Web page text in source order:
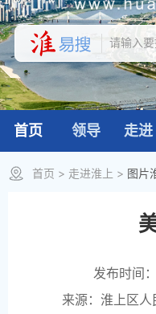
首页 领导 走进
首页 > 走进淮上 > 图片
发布时间
来源：淮上区人